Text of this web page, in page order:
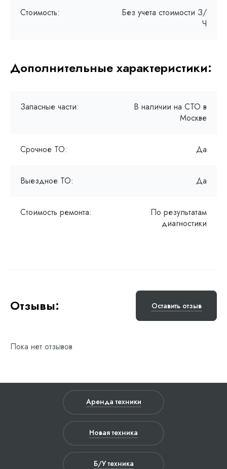
Стоимость:
Без учета стоимости З/
Ч
Дополнительные характеристики:
Запасные части:
В наличии на СТО в
Москве
Срочное ТО: Да
Выездное ТО: Да
Стоимость ремонта:
По результатам
диагностики
Отзывы: Оставить отзыв
Пока нет отзывов
Аренда техники
Новая техника
Б/У техника